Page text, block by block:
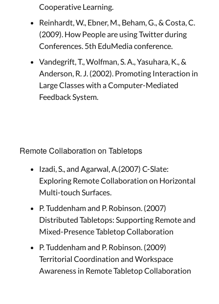
Cooperative Learning.
Reinhardt, W., Ebner, M., Beham, G., & Costa, C.
(2009). How People are using Twitter during
Conferences. 5th EduMedia conference.
Vandegrift, T., Wolfman, S. A., Yasuhara, K., &
Anderson, R. J. (2002). Promoting Interaction in
Large Classes with a Computer-Mediated
Feedback System.
Remote Collaboration on Tabletops
Izadi, S., and Agarwal, A.(2007) C-Slate:
Exploring Remote Collaboration on Horizontal
Multi-touch Surfaces.
P. Tuddenham and P. Robinson. (2007)
Distributed Tabletops: Supporting Remote and
Mixed-Presence Tabletop Collaboration
P. Tuddenham and P. Robinson. (2009)
Territorial Coordination and Workspace
Awareness in Remote Tabletop Collaboration